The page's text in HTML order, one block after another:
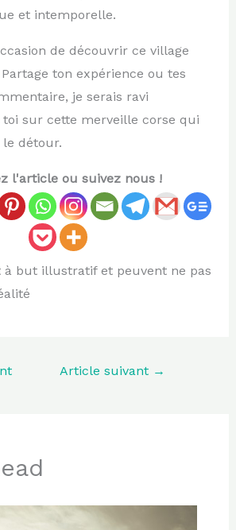
et intemporelle.
de découvrir ce village
ton expérience ou tes
je serais ravi
toi sur cette merveille corse qui
détour.
l'article ou suivez nous !
à but illustratif et peuvent ne pas
Article suivant →